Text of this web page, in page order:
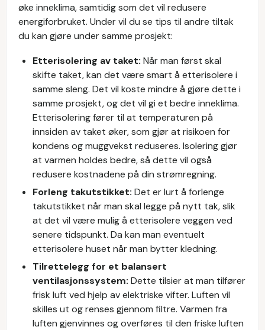
øke inneklima, samtidig som det vil redusere
energiforbruket. Under vil du se tips til andre tiltak
du kan gjøre under samme prosjekt:
Etterisolering av taket: Når man først skal
skifte taket, kan det være smart å etterisolere i
samme sleng. Det vil koste mindre å gjøre dette i
samme prosjekt, og det vil gi et bedre inneklima.
Etterisolering fører til at temperaturen på
innsiden av taket øker, som gjør at risikoen for
kondens og muggvekst reduseres. Isolering gjør
at varmen holdes bedre, så dette vil også
redusere kostnadene på din strømregning.
Forleng takutstikket: Det er lurt å forlenge
takutstikket når man skal legge på nytt tak, slik
at det vil være mulig å etterisolere veggen ved
senere tidspunkt. Da kan man eventuelt
etterisolere huset når man bytter kledning.
Tilrettelegg for et balansert
ventilasjonssystem: Dette tilsier at man tilfører
frisk luft ved hjelp av elektriske vifter. Luften vil
skilles ut og renses gjennom filtre. Varmen fra
luften gjenvinnes og overføres til den friske luften